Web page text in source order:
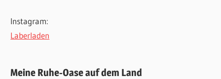
Instagram:
Laberladen
Meine Ruhe-Oase auf dem Land